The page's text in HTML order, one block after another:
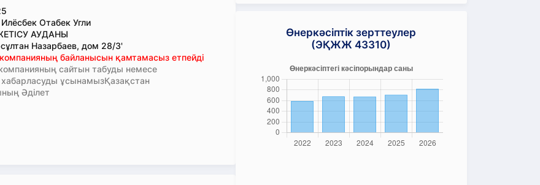
Отабек Угли
АУДАНЫ
Назарбаев, дом 28/3'
компанияның байланысын қамтамасыз етпейді
сайтын табуды немесе
хабарласуды ұсынамызҚазақстан
Әділет
Өнеркәсіптік зерттеулер
(ЭҚЖЖ 43310)